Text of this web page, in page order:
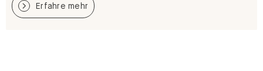
Erfahre mehr